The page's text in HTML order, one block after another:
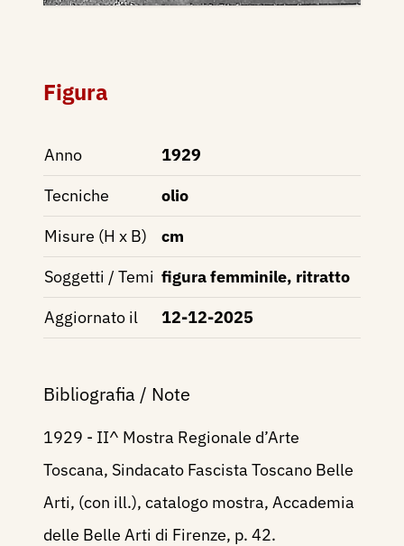
Figura
Anno
1929
Tecniche
olio
Misure (H x B)
cm
Soggetti / Temi figura femminile, ritratto
Aggiornato il
12-12-2025
Bibliografia / Note
1929 - II^ Mostra Regionale d’Arte
Toscana, Sindacato Fascista Toscano Belle
Arti, (con ill.), catalogo mostra, Accademia
delle Belle Arti di Firenze, p. 42.